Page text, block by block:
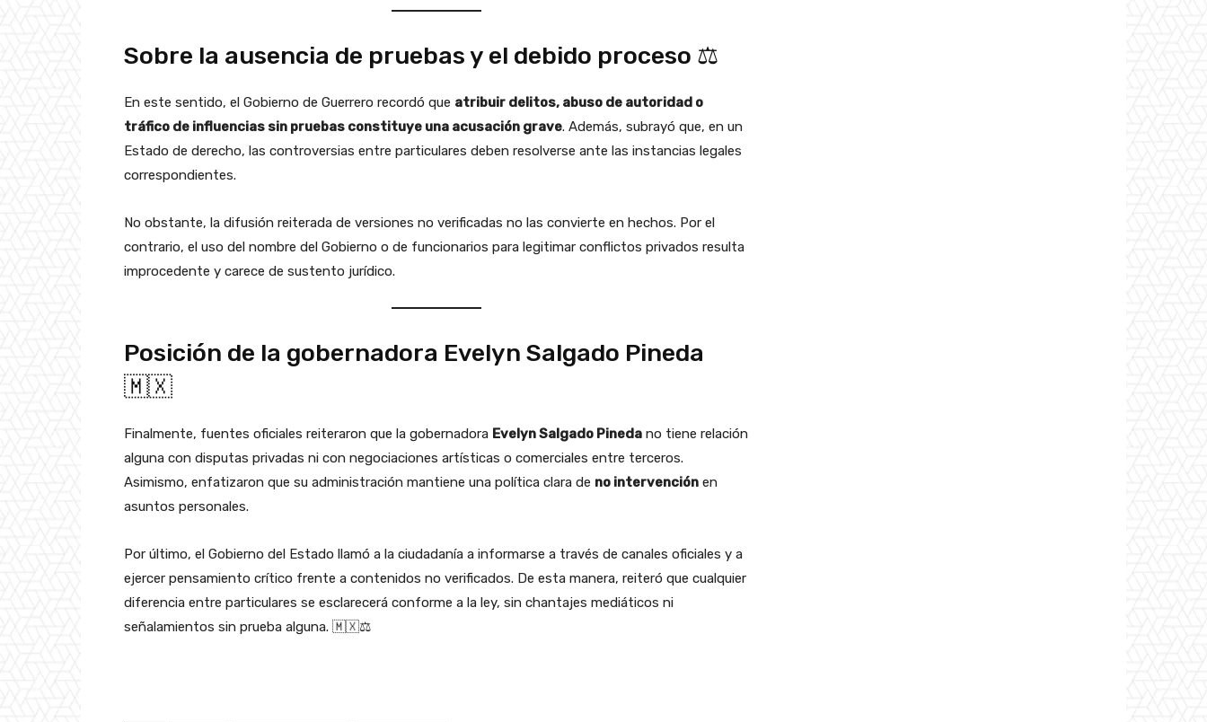
Sobre la ausencia de pruebas y el debido proceso ⚖️
En este sentido, el Gobierno de Guerrero recordó que atribuir delitos, abuso de autoridad o
tráfico de influencias sin pruebas constituye una acusación grave. Además, subrayó que, en un
Estado de derecho, las controversias entre particulares deben resolverse ante las instancias legales
correspondientes.
No obstante, la difusión reiterada de versiones no verificadas no las convierte en hechos. Por el
contrario, el uso del nombre del Gobierno o de funcionarios para legitimar conflictos privados resulta
improcedente y carece de sustento jurídico.
Posición de la gobernadora Evelyn Salgado Pineda
🇲🇽
Finalmente, fuentes oficiales reiteraron que la gobernadora Evelyn Salgado Pineda no tiene relación
alguna con disputas privadas ni con negociaciones artísticas o comerciales entre terceros.
Asimismo, enfatizaron que su administración mantiene una política clara de no intervención en
asuntos personales.
Por último, el Gobierno del Estado llamó a la ciudadanía a informarse a través de canales oficiales y a
ejercer pensamiento crítico frente a contenidos no verificados. De esta manera, reiteró que cualquier
diferencia entre particulares se esclarecerá conforme a la ley, sin chantajes mediáticos ni
señalamientos sin prueba alguna. 🇲🇽⚖️